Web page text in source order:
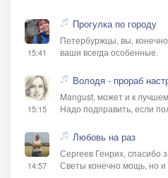
15:41
Прогулка по городу
Петербуржцы, вы,
ваши всегда особенные.
15:15
Володя - прораб
Mangust, может и к
Надо подправить, если
14:57
Любовь на раз
Сергеев Генрих, спасибо
Светы конечно мощь, но и